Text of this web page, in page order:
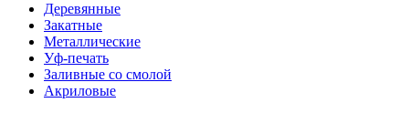
Деревянные
Закатные
Металлические
Уф-печать
Заливные со смолой
Акриловые